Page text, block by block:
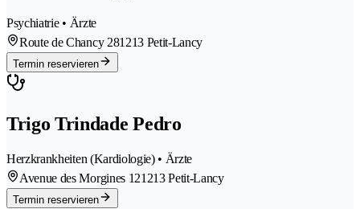
Psychiatrie • Ärzte
Route de Chancy 281213 Petit-Lancy
Termin reservieren
Trigo Trindade Pedro
Herzkrankheiten (Kardiologie) • Ärzte
Avenue des Morgines 121213 Petit-Lancy
Termin reservieren